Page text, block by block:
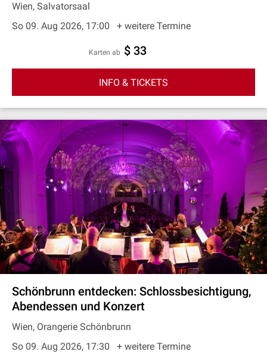
Wien, Salvatorsaal
So 09. Aug 2026, 17:00
+ weitere Termine
Karten ab $ 33
INFO & TICKETS
Schönbrunn entdecken: Schlossbesichtigung,
Abendessen und Konzert
Wien, Orangerie Schönbrunn
So 09. Aug 2026, 17:30
+ weitere Termine